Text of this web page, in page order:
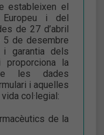
estableixen el
Europeu i del
de 27 d’abril
de desembre
garantia dels
la
les dades
i aquelles
col·legial:
de la